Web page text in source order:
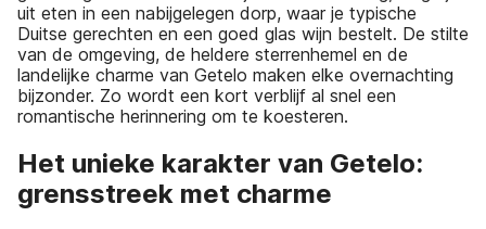
uit eten in een nabijgelegen dorp, waar je typische
Duitse gerechten en een goed glas wijn bestelt. De stilte
van de omgeving, de heldere sterrenhemel en de
landelijke charme van Getelo maken elke overnachting
bijzonder. Zo wordt een kort verblijf al snel een
romantische herinnering om te koesteren.
Het unieke karakter van Getelo:
grensstreek met charme